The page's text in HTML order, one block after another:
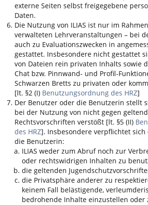
externe Seiten selbst freigegebene
Daten.
Die Nutzung von ILIAS ist nur im
verwalteten Lehrveranstaltungen – bei
auch zu Evaluationszwecken in
gestattet. Insbesondere nicht gestattet
von Dateien rein privaten Inhalts sowie
Chat bzw. Pinnwand- und Profil-
Schwarzen Bretts zu privaten oder
[lt. §2 (I) Benutzungsordnung des HRZ]
Der Benutzer oder die Benutzerin stellt
bei der Nutzung von nicht gegen
Rechtsvorschriften verstößt [lt. §5 (II)
des HRZ]. Insbesondere verpflichtet
die Benutzerin:
ILIAS weder zum Abruf noch zur
oder rechtswidrigen Inhalten zu
die geltenden
die Privatsphäre anderer zu
keinem Fall belästigende,
bedrohende Inhalte einzustellen oder